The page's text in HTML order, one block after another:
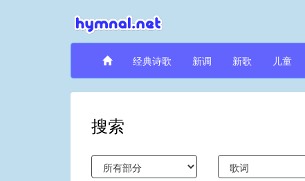
经典诗歌 新调 新歌 儿童
搜索